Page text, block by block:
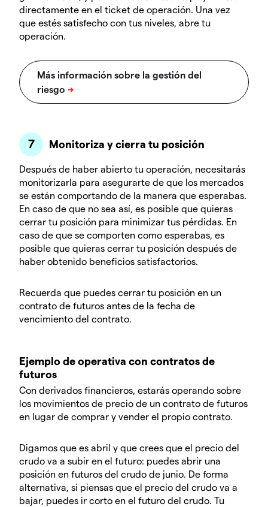
directamente en el ticket de operación. Una vez
que estés satisfecho con tus niveles, abre tu
operación.
Monitoriza y cierra tu posición
Después de haber abierto tu operación, necesitarás
monitorizarla para asegurarte de que los mercados
se están comportando de la manera que esperabas.
En caso de que no sea así, es posible que quieras
cerrar tu posición para minimizar tus pérdidas. En
caso de que se comporten como esperabas, es
posible que quieras cerrar tu posición después de
haber obtenido beneficios satisfactorios.
Recuerda que puedes cerrar tu posición en un
contrato de futuros antes de la fecha de
vencimiento del contrato.
Ejemplo de operativa con contratos de
futuros
Con derivados financieros, estarás operando sobre
los movimientos de precio de un contrato de futuros
en lugar de comprar y vender el propio contrato.
Digamos que es abril y que crees que el precio del
crudo va a subir en el futuro: puedes abrir una
posición en futuros del crudo de junio. De forma
alternativa, si piensas que el precio del crudo va a
bajar, puedes ir corto en el futuro del crudo. Tu